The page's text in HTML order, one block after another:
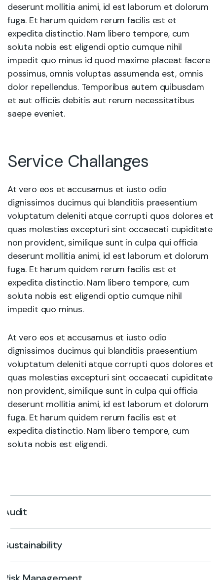
deserunt mollitia animi, id est laborum et dolorum
fuga. Et harum quidem rerum facilis est et
expedita distinctio. Nam libero tempore, cum
soluta nobis est eligendi optio cumque nihil
impedit quo minus id quod maxime placeat facere
possimus, omnis voluptas assumenda est, omnis
dolor repellendus. Temporibus autem quibusdam
et aut officiis debitis aut rerum necessitatibus
saepe eveniet.
Service Challanges
At vero eos et accusamus et iusto odio
dignissimos ducimus qui blanditiis praesentium
voluptatum deleniti atque corrupti quos dolores et
quas molestias excepturi sint occaecati cupiditate
non provident, similique sunt in culpa qui officia
deserunt mollitia animi, id est laborum et dolorum
fuga. Et harum quidem rerum facilis est et
expedita distinctio. Nam libero tempore, cum
soluta nobis est eligendi optio cumque nihil
impedit quo minus.
At vero eos et accusamus et iusto odio
dignissimos ducimus qui blanditiis praesentium
voluptatum deleniti atque corrupti quos dolores et
quas molestias excepturi sint occaecati cupiditate
non provident, similique sunt in culpa qui officia
deserunt mollitia animi, id est laborum et dolorum
fuga. Et harum quidem rerum facilis est et
expedita distinctio. Nam libero tempore, cum
soluta nobis est eligendi.
Audit
Sustainability